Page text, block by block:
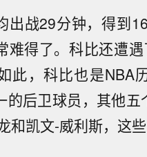
出战29分钟，得到
难得了。科比还遭
此，科比也是NBA
的后卫球员，其他
和凯文-威利斯，这